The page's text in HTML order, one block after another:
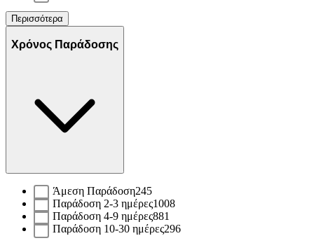
Περισσότερα
Χρόνος Παράδοσης
Άμεση Παράδοση245
Παράδοση 2-3 ημέρες1008
Παράδοση 4-9 ημέρες881
Παράδοση 10-30 ημέρες296